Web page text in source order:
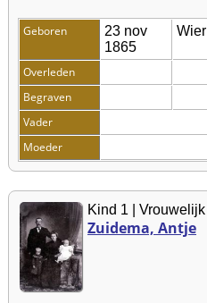
Geboren
23 nov
1865
Wier
Overleden
Begraven
Vader
Moeder
Kind 1 | Vrouwelijk
Zuidema, Antje